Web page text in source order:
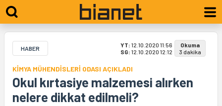
HABER YT: 12.10.2020 11:56
SG: 12.10.2020 12:12
Okuma
3 dakika
KİMYA MÜHENDİSLERİ ODASI AÇIKLADI
Okul kırtasiye malzemesi alırken
nelere dikkat edilmeli?